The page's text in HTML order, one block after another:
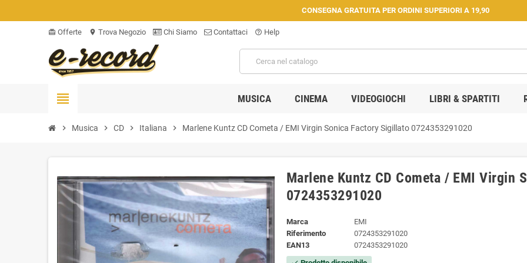
CONSEGNA GRATUITA PER ORDINI SUPERIORI A 19,90
card_giftcard Offerte location_on Trova Negozio Chi Siamo Contattaci help_outline Help
view_headline MUSICA CINEMA VIDEOGIOCHI LIBRI & SPARTITI
chevron_right Musica chevron_right CD chevron_right Italiana chevron_right Marlene Kuntz CD Cometa / EMI Virgin Sonica Factory Sigillato 0724353291020
Marlene Kuntz CD Cometa / EMI Virgin
0724353291020
Marca
EMI
Riferimento
0724353291020
EAN13
0724353291020